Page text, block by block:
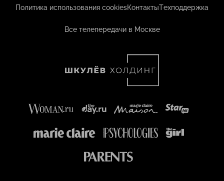
Политика использования cookiesКонтактыТехподдержка
Все телепередачи в Москве